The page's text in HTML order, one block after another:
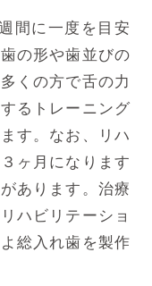
間に一度を目安
の形や歯並びの
くの方で舌の力
るトレーニング
す。なお、リハ
ヶ月になります
あります。治療
ハビリテーショ
総入れ歯を製作